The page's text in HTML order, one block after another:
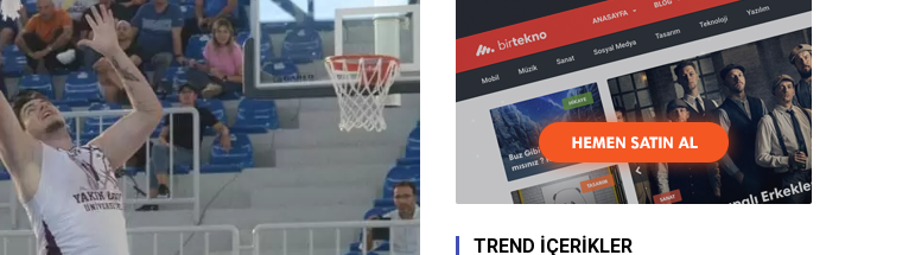
TREND İÇERİKLER